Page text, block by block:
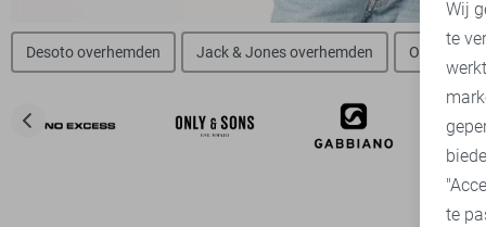
Desoto overhemden Jack & Jones overhemden Only &
Wij
te
te